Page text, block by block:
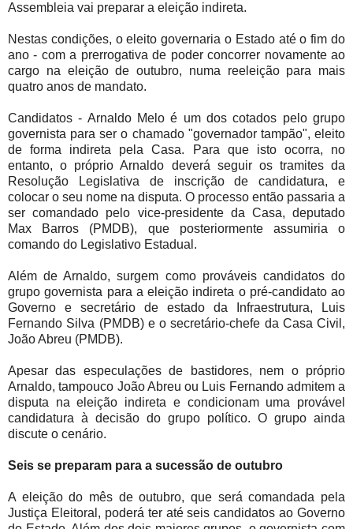
Assembleia vai preparar a eleição indireta.
Nestas condições, o eleito governaria o Estado até o fim do
ano - com a prerrogativa de poder concorrer novamente ao
cargo na eleição de outubro, numa reeleição para mais
quatro anos de mandato.
Candidatos - Arnaldo Melo é um dos cotados pelo grupo
governista para ser o chamado "governador tampão", eleito
de forma indireta pela Casa. Para que isto ocorra, no
entanto, o próprio Arnaldo deverá seguir os tramites da
Resolução Legislativa de inscrição de candidatura, e
colocar o seu nome na disputa. O processo então passaria a
ser comandado pelo vice-presidente da Casa, deputado
Max Barros (PMDB), que posteriormente assumiria o
comando do Legislativo Estadual.
Além de Arnaldo, surgem como prováveis candidatos do
grupo governista para a eleição indireta o pré-candidato ao
Governo e secretário de estado da Infraestrutura, Luis
Fernando Silva (PMDB) e o secretário-chefe da Casa Civil,
João Abreu (PMDB).
Apesar das especulações de bastidores, nem o próprio
Arnaldo, tampouco João Abreu ou Luis Fernando admitem a
disputa na eleição indireta e condicionam uma provável
candidatura à decisão do grupo político. O grupo ainda
discute o cenário.
Seis se preparam para a sucessão de outubro
A eleição do mês de outubro, que será comandada pela
Justiça Eleitoral, poderá ter até seis candidatos ao Governo